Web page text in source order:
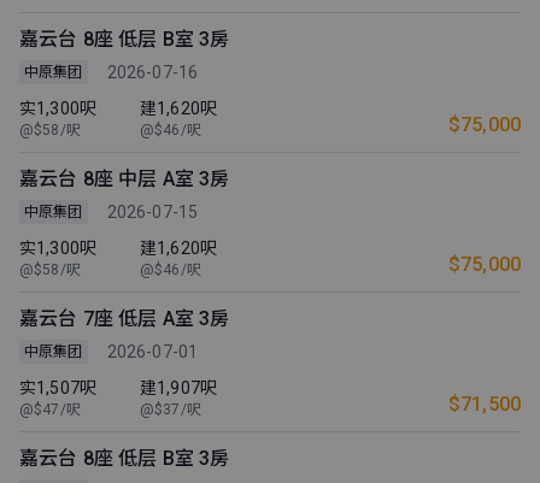
嘉云台 8座 低层 B室 3房
中原集团
2026-07-16
实1,300呎
@$58/呎
建1,620呎
@$46/呎 $75,000
嘉云台 8座 中层 A室 3房
中原集团
2026-07-15
实1,300呎
@$58/呎
建1,620呎
@$46/呎 $75,000
嘉云台 7座 低层 A室 3房
中原集团
2026-07-01
实1,507呎
@$47/呎
建1,907呎
@$37/呎 $71,500
嘉云台 8座 低层 B室 3房